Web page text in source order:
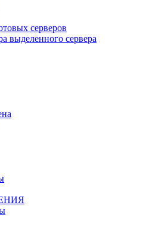
серверов
выделенного сервера